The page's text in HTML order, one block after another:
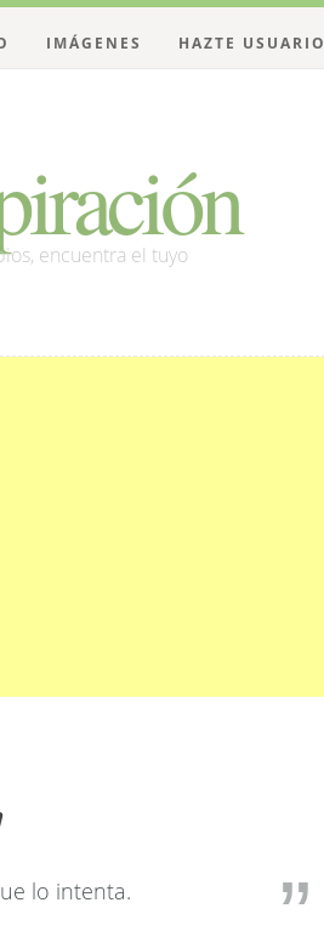
encuentra el tuyo
IMÁGENES HAZTE USUARIO
lo intenta.